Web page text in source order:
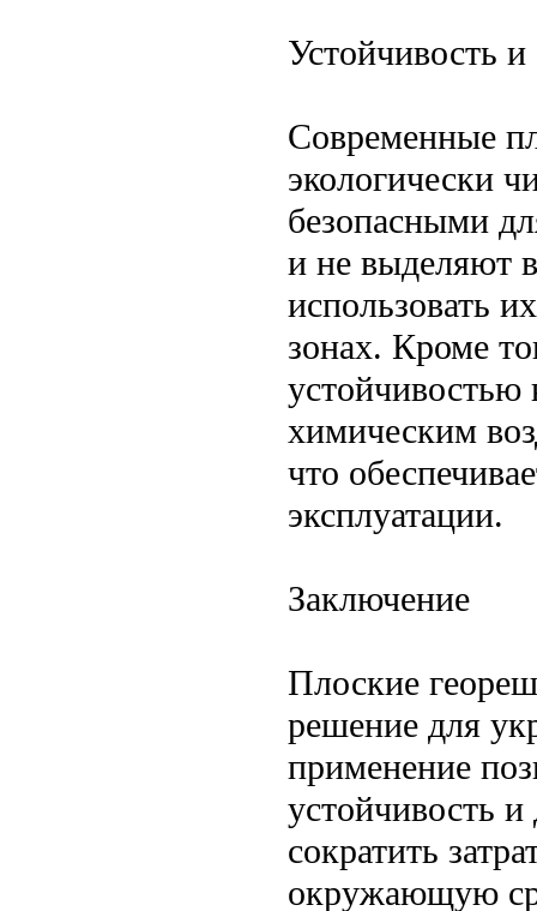
Устойчивость и
Современные
экологически
безопасными
и не выделяют
использовать
зонах. Кроме
устойчивостью
химическим
что
эксплуатации.
Заключение
Плоские
решение для
применение
устойчивость и
сократить
окружающую